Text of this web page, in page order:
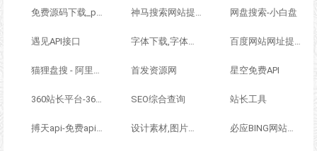
免费源码下载_php网站源码_整站源码_免费主题模板-888收录网 神马搜索网站提交入口-神马站长平台 网盘搜索-小白盘
遇见API接口 字体下载,字体大全,免费字体下载,在线字体|字客网 百度网站网址提交入口-百度站长平台
猫狸盘搜 - 阿里云盘搜索神器 首发资源网 星空免费API
360站长平台-360网站提交入口 SEO综合查询 站长工具
搏天api-免费api接口平台 设计素材,图片素材,设计模板,精品与原创素材网-百图汇 必应BING网站提交入口